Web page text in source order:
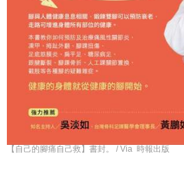
【自己的腳痛自己救】書封。 / Via 時報出版